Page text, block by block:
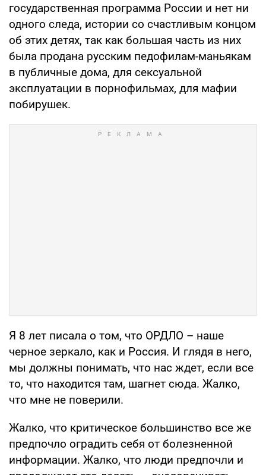
государственная программа России и нет ни
одного следа, истории со счастливым концом
об этих детях, так как большая часть из них
была продана русским педофилам-маньякам
в публичные дома, для сексуальной
эксплуатации в порнофильмах, для мафии
побирушек.
Я 8 лет писала о том, что ОРДЛО – наше
черное зеркало, как и Россия. И глядя в него,
мы должны понимать, что нас ждет, если все
то, что находится там, шагнет сюда. Жалко,
что мне не поверили.
Жалко, что критическое большинство все же
предпочло оградить себя от болезненной
информации. Жалко, что люди предпочли и